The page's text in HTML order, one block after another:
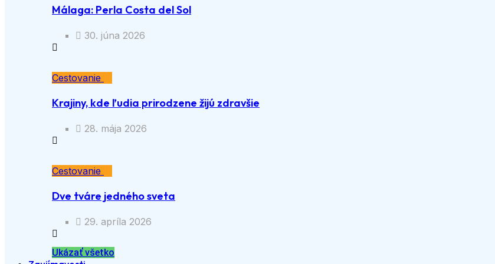
Málaga: Perla Costa del Sol
30. júna 2026
Cestovanie
Krajiny, kde ľudia prirodzene žijú zdravšie
28. mája 2026
Cestovanie
Dve tváre jedného sveta
29. apríla 2026
Ukázať všetko